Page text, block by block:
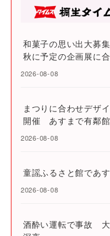
和菓子の思い出大
秋に予定の企画展に
2026-08-08
まつりに合わせデザ
開催 あすまで有鄰
2026-08-08
童謡ふるさと館であ
2026-08-08
酒酔い運転で事故